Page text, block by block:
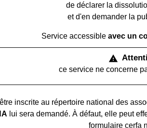
de déclarer la
et d'en demander la
Service accessible avec un
warning
ce service ne concerne
inscrite au répertoire national des
lui sera demandé. À défaut, elle peut
formulaire cerfa